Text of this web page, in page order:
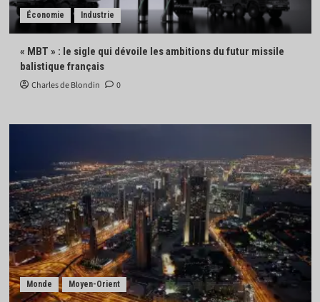
Économie Industrie
« MBT » : le sigle qui dévoile les ambitions du futur missile
balistique français
Charles de Blondin 0
Monde Moyen-Orient